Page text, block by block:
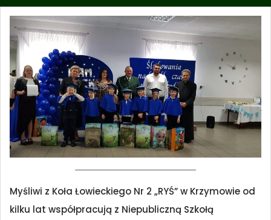
Myśliwi z Koła Łowieckiego Nr 2 „RYŚ” w Krzymowie od
kilku lat współpracują z Niepubliczną Szkołą